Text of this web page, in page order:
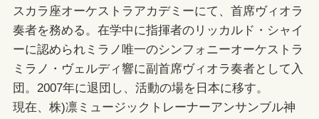
スカラ座オーケストラアカデミーにて、首席ヴィオラ
奏者を務める。在学中に指揮者のリッカルド・シャイ
ーに認められミラノ唯一のシンフォニーオーケストラ
ミラノ・ヴェルディ響に副首席ヴィオラ奏者として入
団。2007年に退団し、活動の場を日本に移す。
現在、株)凛ミュージックトレーナーアンサンブル神